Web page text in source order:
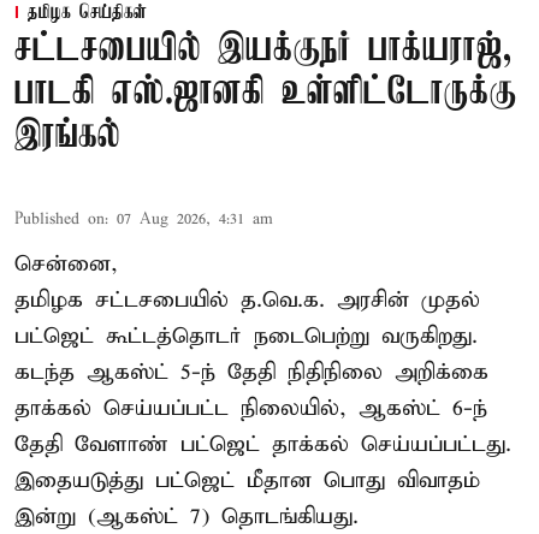
தமிழக செய்திகள்
சட்டசபையில் இயக்குநர் பாக்யராஜ்,
பாடகி எஸ்.ஜானகி உள்ளிட்டோருக்கு
இரங்கல்
Published on: 07 Aug 2026, 4:31 am
சென்னை,
தமிழக சட்டசபையில் த.வெ.க. அரசின் முதல்
பட்ஜெட் கூட்டத்தொடர் நடைபெற்று வருகிறது.
கடந்த ஆகஸ்ட் 5-ந் தேதி நிதிநிலை அறிக்கை
தாக்கல் செய்யப்பட்ட நிலையில், ஆகஸ்ட் 6-ந்
தேதி வேளாண் பட்ஜெட் தாக்கல் செய்யப்பட்டது.
இதையடுத்து பட்ஜெட் மீதான பொது விவாதம்
இன்று (ஆகஸ்ட் 7) தொடங்கியது.